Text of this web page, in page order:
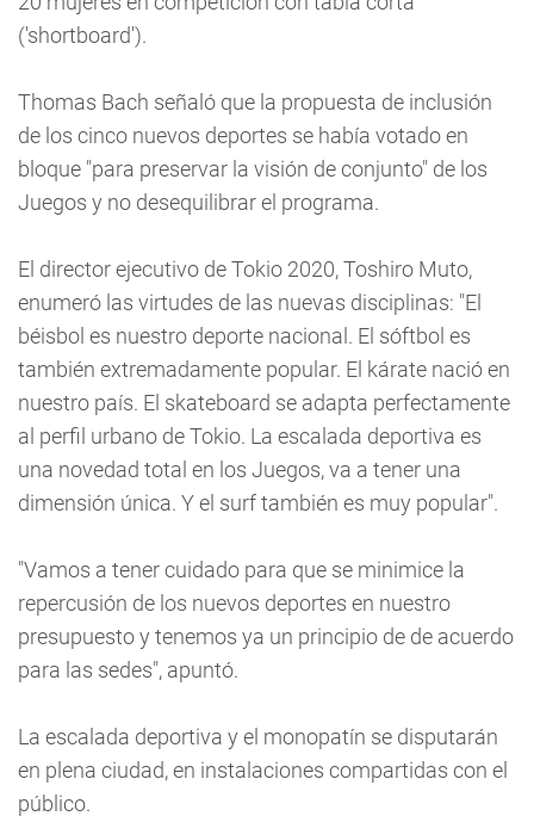
('shortboard').
Thomas Bach señaló que la propuesta de inclusión
de los cinco nuevos deportes se había votado en
bloque "para preservar la visión de conjunto" de los
Juegos y no desequilibrar el programa.
El director ejecutivo de Tokio 2020, Toshiro Muto,
enumeró las virtudes de las nuevas disciplinas: "El
béisbol es nuestro deporte nacional. El sóftbol es
también extremadamente popular. El kárate nació en
nuestro país. El skateboard se adapta perfectamente
al perfil urbano de Tokio. La escalada deportiva es
una novedad total en los Juegos, va a tener una
dimensión única. Y el surf también es muy popular".
"Vamos a tener cuidado para que se minimice la
repercusión de los nuevos deportes en nuestro
presupuesto y tenemos ya un principio de de acuerdo
para las sedes", apuntó.
La escalada deportiva y el monopatín se disputarán
en plena ciudad, en instalaciones compartidas con el
público.